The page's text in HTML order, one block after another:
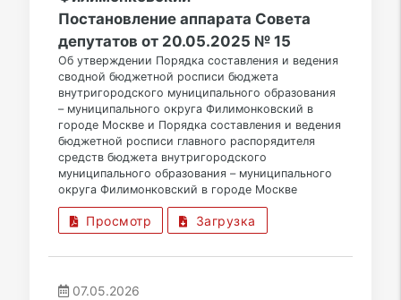
Постановление аппарата Совета
депутатов от 20.05.2025 № 15
Об утверждении Порядка составления и ведения
сводной бюджетной росписи бюджета
внутригородского муниципального образования
– муниципального округа Филимонковский в
городе Москве и Порядка составления и ведения
бюджетной росписи главного распорядителя
средств бюджета внутригородского
муниципального образования – муниципального
округа Филимонковский в городе Москве
Просмотр Загрузка
07.05.2026